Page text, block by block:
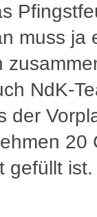
muss
NdK-
der
20
gefüllt ist.